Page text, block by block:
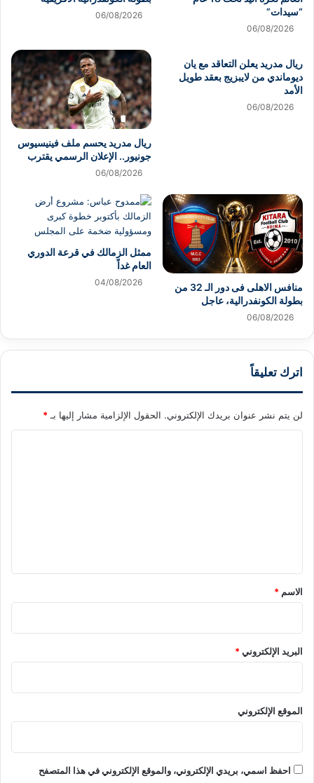
“سيدات”
06/08/2026
06/08/2026
ريال مدريد يعلن التعاقد مع يان
ديوماندي من لايبزيج بعقد طويل
الأمد
06/08/2026
ريال مدريد يحسم ملف فينيسيوس
جونيور.. الإعلان الرسمي يقترب
06/08/2026
منافس الاهلى فى دور الـ 32 من
بطولة الكونفدرالية، عاجل
06/08/2026
ممثل الزمالك في قرعة الدوري
العام غداً
04/08/2026
اترك تعليقاً
لن يتم نشر عنوان بريدك الإلكتروني. الحقول الإلزامية مشار إليها بـ *
*
الاسم *
البريد الإلكتروني*
الموقع الإلكتروني
احفظ اسمي، بريدي الإلكتروني، والموقع الإلكتروني في هذا المتصفح